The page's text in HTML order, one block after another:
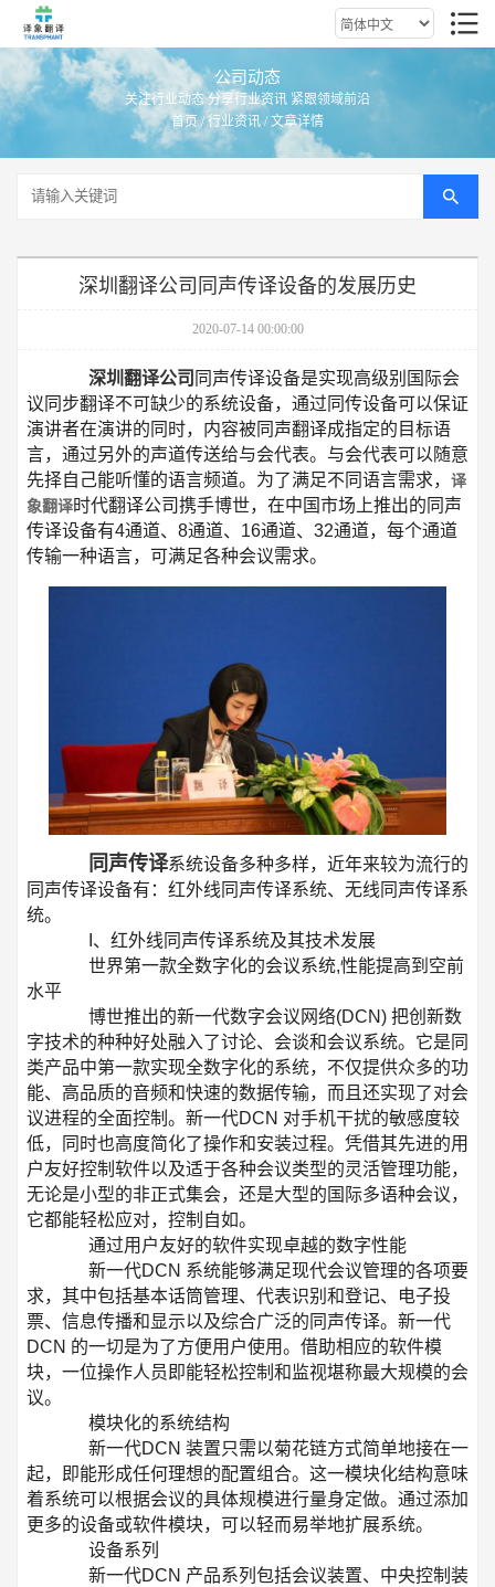
公司动态
关注行业动态 分享行业资讯 紧跟领域前沿
首页/行业资讯 / 文章详情
深圳翻译公司同声传译设备的发展历史
2020-07-14 00:00:00
深圳翻译公司 同声传译设备是实现高级别国际会
议同步翻译不可缺少的系统设备，通过同传设备可以保证
演讲者在演讲的同时，内容被同声翻译成指定的目标语
言，通过另外的声道传送给与会代表。与会代表可以随意
先择自己能听懂的语言频道。为了满足不同语言需求， 译
象翻译时代翻译公司携手博世，在中国市场上推出的同声
传译设备有4通道、8通道、16通道、32通道，每个通道
传输一种语言，可满足各种会议需求。
同声传译系统设备多种多样，近年来较为流行的
同声传译设备有：红外线同声传译系统、无线同声传译系
统。
I、红外线同声传译系统及其技术发展
世界第一款全数字化的会议系统,性能提高到空前
水平
博世推出的新一代数字会议网络(DCN) 把创新数
字技术的种种好处融入了讨论、会谈和会议系统。它是同
类产品中第一款实现全数字化的系统，不仅提供众多的功
能、高品质的音频和快速的数据传输，而且还实现了对会
议进程的全面控制。新一代DCN 对手机干扰的敏感度较
低，同时也高度简化了操作和安装过程。凭借其先进的用
户友好控制软件以及适于各种会议类型的灵活管理功能，
无论是小型的非正式集会，还是大型的国际多语种会议，
它都能轻松应对，控制自如。
通过用户友好的软件实现卓越的数字性能
新一代DCN 系统能够满足现代会议管理的各项要
求，其中包括基本话筒管理、代表识别和登记、电子投
票、信息传播和显示以及综合广泛的同声传译。新一代
DCN 的一切是为了方便用户使用。借助相应的软件模
块，一位操作人员即能轻松控制和监视堪称最大规模的会
议。
模块化的系统结构
新一代DCN 装置只需以菊花链方式简单地接在一
起，即能形成任何理想的配置组合。这一模块化结构意味
着系统可以根据会议的具体规模进行量身定做。通过添加
更多的设备或软件模块，可以轻而易举地扩展系统。
设备系列
新一代DCN 产品系列包括会议装置、中央控制装